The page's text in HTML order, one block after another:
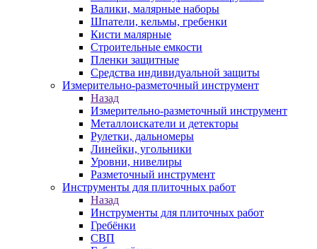
Валики, малярные наборы
Шпатели, кельмы, гребенки
Кисти малярные
Строительные емкости
Пленки защитные
Средства индивидуальной защиты
Измерительно-разметочный инструмент
Назад
Измерительно-разметочный инструмент
Металлоискатели и детекторы
Рулетки, дальномеры
Линейки, угольники
Уровни, нивелиры
Разметочный инструмент
Инструменты для плиточных работ
Назад
Инструменты для плиточных работ
Гребёнки
СВП